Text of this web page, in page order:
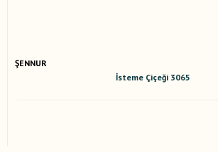
ŞENNUR
İsteme Çiçeği 3065